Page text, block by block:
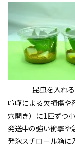
昆虫を入れ
喧嘩による欠損傷や
穴開き）に1匹ずつ
発送中の強い衝撃や
発泡スチロール箱に